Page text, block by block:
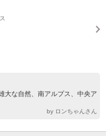
大な自然、南アルプス、中央ア
by ロンちゃんさん